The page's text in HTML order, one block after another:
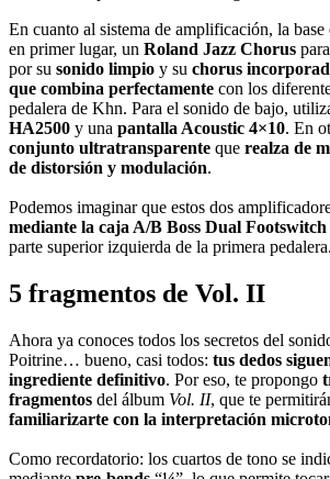
En cuanto al sistema de amplificación, la base
en primer lugar, un Roland Jazz Chorus
por su sonido limpio y su chorus
que combina perfectamente con los
pedalera de Khn. Para el sonido de bajo,
HA2500 y una pantalla Acoustic 4×10. En
conjunto ultratransparente que realza de
de distorsión y modulación.
Podemos imaginar que estos dos
mediante la caja A/B Boss Dual Footswitch
parte superior izquierda de la primera pedalera.
5 fragmentos de Vol. II
Ahora ya conoces todos los secretos del
Poitrine… bueno, casi todos: tus dedos
ingrediente definitivo. Por eso, te propongo
fragmentos del álbum Vol. II, que te
familiarizarte con la interpretación
Como recordatorio: los cuartos de tono se